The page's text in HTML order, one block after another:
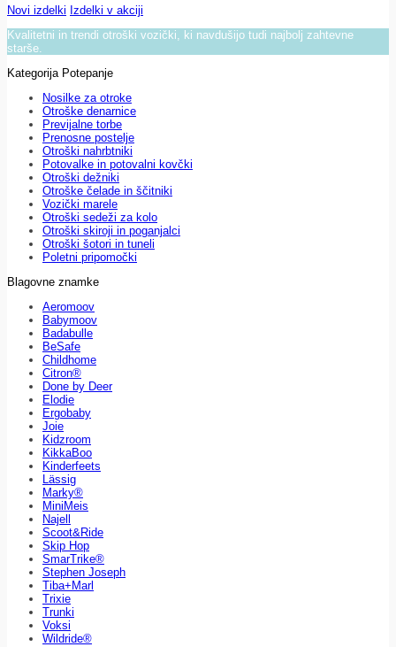
Novi izdelki Izdelki v akciji
Kvalitetni in trendi otroški vozički, ki navdušijo tudi najbolj zahtevne
starše.
Kategorija Potepanje
Nosilke za otroke
Otroške denarnice
Previjalne torbe
Prenosne postelje
Otroški nahrbtniki
Potovalke in potovalni kovčki
Otroški dežniki
Otroške čelade in ščitniki
Vozički marele
Otroški sedeži za kolo
Otroški skiroji in poganjalci
Otroški šotori in tuneli
Poletni pripomočki
Blagovne znamke
Aeromoov
Babymoov
Badabulle
BeSafe
Childhome
Citron®
Done by Deer
Elodie
Ergobaby
Joie
Kidzroom
KikkaBoo
Kinderfeets
Lässig
Marky®
MiniMeis
Najell
Scoot&Ride
Skip Hop
SmarTrike®
Stephen Joseph
Tiba+Marl
Trixie
Trunki
Voksi
Wildride®